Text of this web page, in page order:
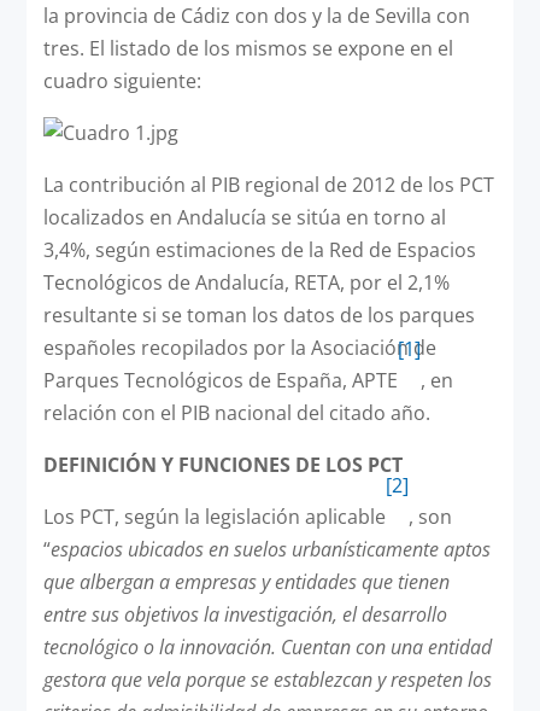
la provincia de Cádiz con dos y la de Sevilla con
tres. El listado de los mismos se expone en el
cuadro siguiente:
La contribución al PIB regional de 2012 de los PCT
localizados en Andalucía se sitúa en torno al
3,4%, según estimaciones de la Red de Espacios
Tecnológicos de Andalucía, RETA, por el 2,1%
resultante si se toman los datos de los parques
españoles recopilados por la Asociación de
Parques Tecnológicos de España, APTE
[1]
, en
relación con el PIB nacional del citado año.
DEFINICIÓN Y FUNCIONES DE LOS PCT
Los PCT, según la legislación aplicable
[2]
, son
“espacios ubicados en suelos urbanísticamente aptos
que albergan a empresas y entidades que tienen
entre sus objetivos la investigación, el desarrollo
tecnológico o la innovación. Cuentan con una entidad
gestora que vela porque se establezcan y respeten los